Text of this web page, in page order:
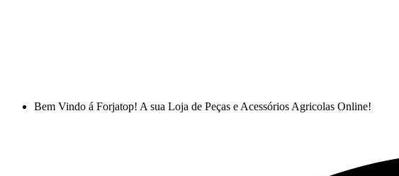
Bem Vindo á Forjatop! A sua Loja de Peças e Acessórios Agricolas Online!